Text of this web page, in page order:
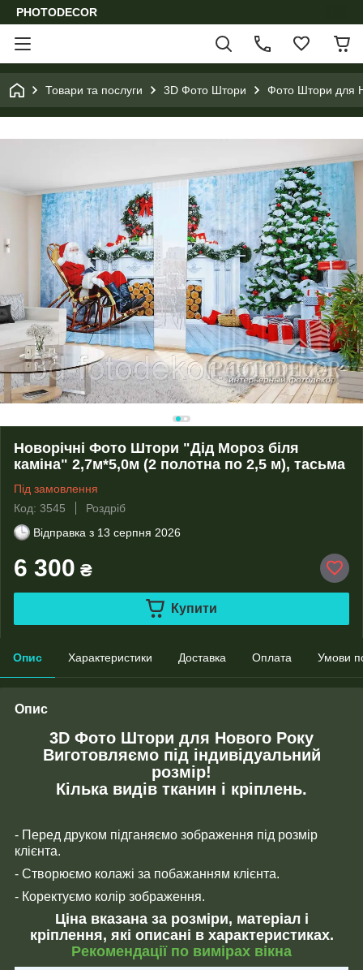
PHOTODECOR
Товари та послуги 3D Фото Штори Фото Штори для
Новорічні Фото Штори "Дід Мороз біля
каміна" 2,7м*5,0м (2 полотна по 2,5 м), тасьма
Під замовлення
Код: 3545
Роздріб
Відправка з 13 серпня 2026
6 300 ₴
Купити
Опис Характеристики Доставка Оплата Умови
Опис
3D Фото Штори для Нового Року
Виготовляємо під індивідуальний
розмір!
Кілька видів тканин і кріплень.
- Перед друком підганяємо зображення під розмір
клієнта.
- Створюємо колажі за побажанням клієнта.
- Коректуємо колір зображення.
Ціна вказана за розміри, матеріал і
кріплення, які описані в характеристиках.
Рекомендації по вимірах вікна